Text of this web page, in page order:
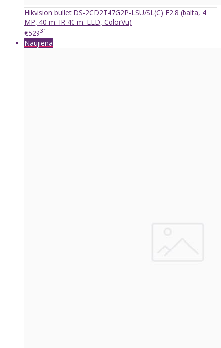
Hikvision bullet DS-2CD2T47G2P-LSU/SL(C) F2.8 (balta, 4
MP, 40 m. IR 40 m. LED, ColorVu)
€52931
Naujiena